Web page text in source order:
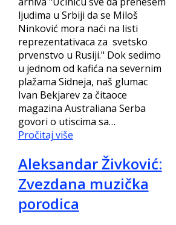
ljudima u Srbiji da se Miloš
Ninković mora naći na listi
reprezentativaca za svetsko
prvenstvo u Rusiji." Dok sedimo
u jednom od kafića na severnim
plažama Sidneja, naš glumac
Ivan Bekjarev za čitaoce
magazina Australiana Serba
govori o utiscima sa…
Pročitaj više
Aleksandar Živković:
Zvezdana muzička
porodica